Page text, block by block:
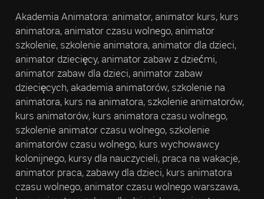
Akademia Animatora: animator, animator kurs, kurs
animatora, animator czasu wolnego, animator
szkolenie, szkolenie animatora, animator dla dzieci,
animator dziecięcy, animator zabaw z dziećmi,
animator zabaw dla dzieci, animator zabaw
dziecięcych, akademia animatorów, szkolenie na
animatora, kurs na animatora, szkolenie animatorów,
kurs animatorów, kurs animatora czasu wolnego,
szkolenie animator czasu wolnego, szkolenie
animatorów czasu wolnego, kurs wychowawcy
kolonijnego, kursy dla nauczycieli, praca na wakacje,
animator praca, zabawy dla dzieci, kurs animatora
czasu wolnego, animator czasu wolnego warszawa,